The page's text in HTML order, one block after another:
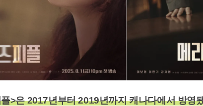
>은 2017년부터 2019년까지 캐나다에서 방영